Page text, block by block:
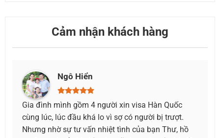
Cảm nhận khách hàng
Như Huỳnh
Thật sự biết ơn đội ngũ dịch vụ làm visa đã giúp
mình hoàn tất mọi thứ nhanh chóng. Lịch trình
gấp, cần visa sớm để đi công tác mà vẫn kịp. Mọi